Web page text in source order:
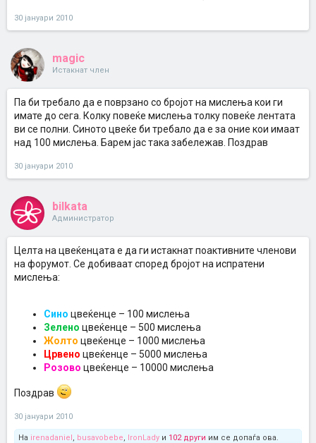
30 јануари 2010
magic
Истакнат член
Па би требало да е поврзано со бројот на мислења кои ги
имате до сега. Колку повеќе мислења толку повеќе лентата
ви се полни. Синото цвеќе би требало да е за оние кои имаат
над 100 мислења. Барем јас така забележав. Поздрав
30 јануари 2010
bilkata
Администратор
Целта на цвеќенцата е да ги истакнат поактивните членови
на форумот. Се добиваат според бројот на испратени
мислења:
Сино цвеќенце – 100 мислења
Зелено цвеќенце – 500 мислења
Жолто цвеќенце – 1000 мислења
Црвено цвеќенце – 5000 мислења
Розово цвеќенце – 10000 мислења
Поздрав
30 јануари 2010
На irenadaniel, busavobebe, IronLady и 102 други им се допаѓа ова.